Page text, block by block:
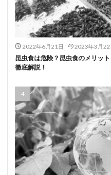
2022年6月21日 2023年3月22
昆虫食は危険？昆虫食のメリッ
徹底解説！